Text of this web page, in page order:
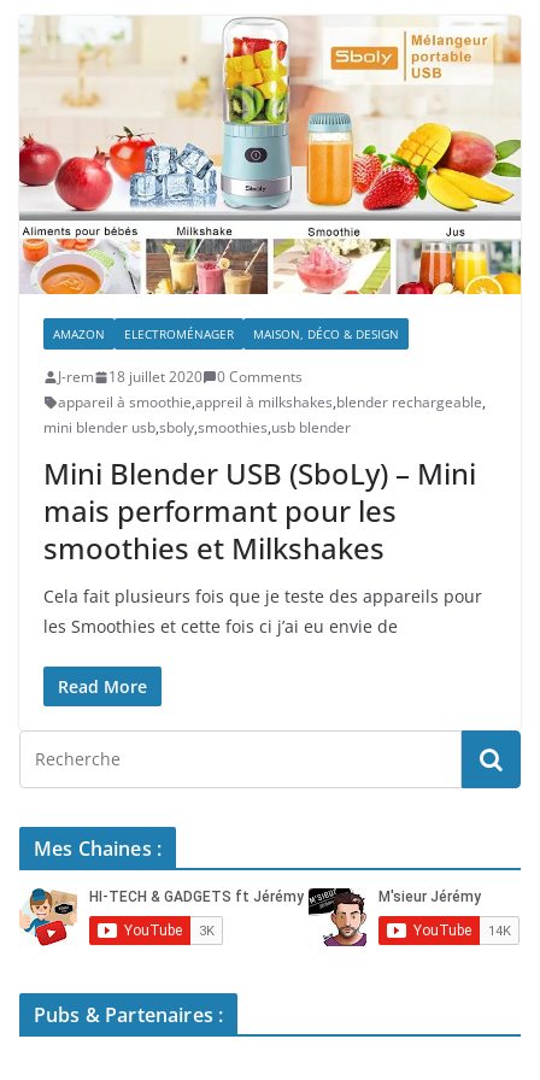
AMAZON ELECTROMÉNAGER MAISON, DÉCO & DESIGN
J-rem 18 juillet 2020
0 Comments
appareil à smoothie,appreil à milkshakes,blender rechargeable,
mini blender usb,sboly,smoothies,usb blender
Mini Blender USB (SboLy) – Mini
mais performant pour les
smoothies et Milkshakes
Cela fait plusieurs fois que je teste des appareils pour
les Smoothies et cette fois ci j’ai eu envie de
Read More
Mes Chaines :
Pubs & Partenaires :